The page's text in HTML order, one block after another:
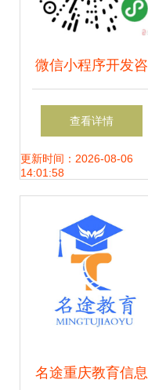
微信小程序开发咨
询 打造您的24小时
产品宣传与信息服
查看详情
更新时间：2026-08-06
14:01:58
名途重庆教育信息